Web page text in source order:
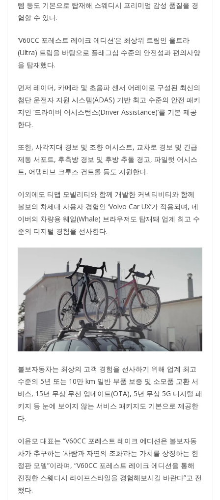
템 등도 기본으로 탑재해 스웨디시 프리미엄 감성 품질을 경
험할 수 있다.
‘V60CC 포레스트 레이크 에디션’은 최상위 트림인 울트라
(Ultra) 트림을 바탕으로 플래그십 수준의 안전성과 편의사양
을 탑재했다.
먼저 레이더, 카메라 및 초음파 센서 어레이로 구성된 최신의
첨단 운전자 지원 시스템(ADAS) 기반 최고 수준의 안전 패키
지인 ‘드라이버 어시스턴스(Driver Assistance)’를 기본 제공
한다.
또한, 사각지대 경보 및 조향 어시스트, 교차로 경보 및 긴급
제동 서포트, 후측방 경보 및 후방 추돌 경고, 파일럿 어시스
트, 어댑티브 크루즈 컨트롤 등도 지원한다.
이외에도 티맵 모빌리티와 함께 개발한 커넥티비티와 함께
볼보의 차세대 사용자 경험인 ‘Volvo Car UX’가 적용되며, 네
이버의 차량용 웨일(Whale) 브라우저도 탑재돼 업계 최고 수
준의 디지털 경험을 선사한다.
볼보자동차는 최상의 고객 경험을 선사하기 위해 업계 최고
수준의 5년 또는 10만 km 일반 부품 보증 및 소모품 교환 서
비스, 15년 무상 무선 업데이트(OTA), 5년 무상 5G 디지털 패
키지 등 눈에 보이지 않는 서비스 패키지도 기본으로 제공한
다.
이윤모 대표는 “V60CC 포레스트 레이크 에디션은 볼보자동
차가 추구하는 ‘사람과 자연의 조화’라는 가치를 상징하는 한
정판 모델”이라며, “V60CC 포레스트 레이크 에디션을 통해
진정한 스웨디시 라이프스타일을 경험해보시길 바란다”고 전
했다.